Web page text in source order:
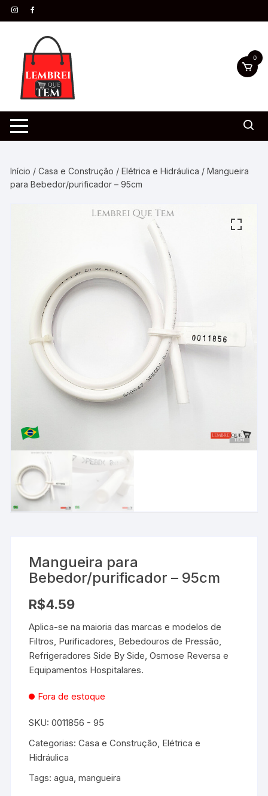
0
Início /Casa e Construção /Elétrica e Hidráulica / Mangueira
para Bebedor/purificador – 95cm
Mangueira para
Bebedor/purificador – 95cm
R$4.59
Aplica-se na maioria das marcas e modelos de
Filtros, Purificadores, Bebedouros de Pressão,
Refrigeradores Side By Side, Osmose Reversa e
Equipamentos Hospitalares.
Fora de estoque
SKU:0011856 - 95
Categorias:Casa e Construção, Elétrica e
Hidráulica
Tags:agua,mangueira